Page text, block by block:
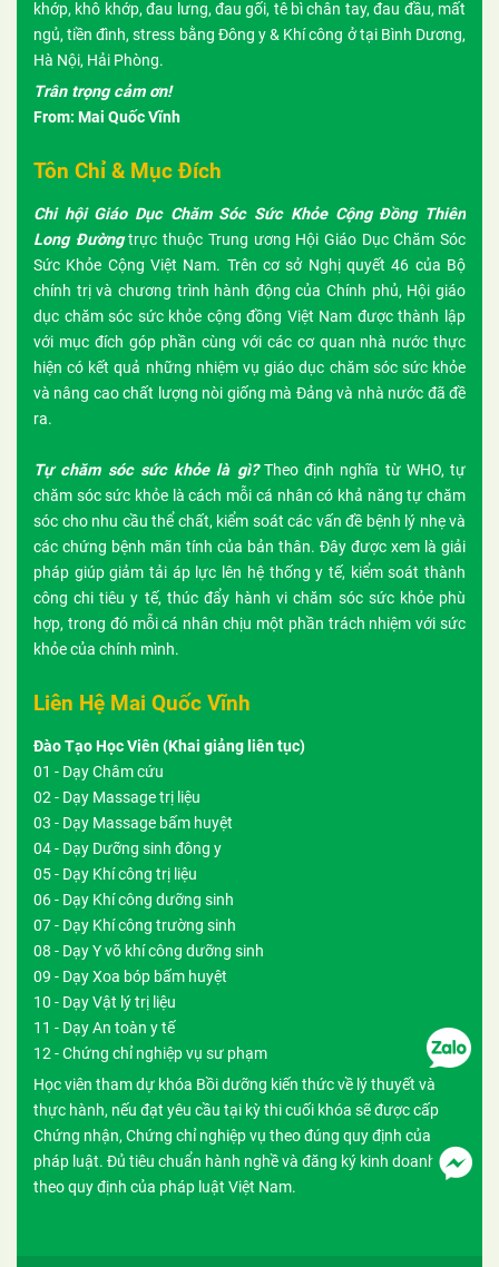
khớp, khô khớp, đau lưng, đau gối, tê bì chân tay, đau đầu, mất
ngủ, tiền đình, stress bằng Đông y & Khí công ở tại Bình Dương,
Hà Nội, Hải Phòng.
Trân trọng cảm ơn!
From: Mai Quốc Vĩnh
Tôn Chỉ & Mục Đích
Chi hội Giáo Dục Chăm Sóc Sức Khỏe Cộng Đồng Thiên
Long Đườngtrực thuộc Trung ương Hội Giáo Dục Chăm Sóc
Sức Khỏe Cộng Việt Nam. Trên cơ sở Nghị quyết 46 của Bộ
chính trị và chương trình hành động của Chính phủ, Hội giáo
dục chăm sóc sức khỏe cộng đồng Việt Nam được thành lập
với mục đích góp phần cùng với các cơ quan nhà nước thực
hiện có kết quả những nhiệm vụ giáo dục chăm sóc sức khỏe
và nâng cao chất lượng nòi giống mà Đảng và nhà nước đã đề
ra.
Tự chăm sóc sức khỏe là gì?Theo định nghĩa từ WHO, tự
chăm sóc sức khỏe là cách mỗi cá nhân có khả năng tự chăm
sóc cho nhu cầu thể chất, kiểm soát các vấn đề bệnh lý nhẹ và
các chứng bệnh mãn tính của bản thân. Đây được xem là giải
pháp giúp giảm tải áp lực lên hệ thống y tế, kiểm soát thành
công chi tiêu y tế, thúc đẩy hành vi chăm sóc sức khỏe phù
hợp, trong đó mỗi cá nhân chịu một phần trách nhiệm với sức
khỏe của chính mình.
Liên Hệ Mai Quốc Vĩnh
Đào Tạo Học Viên (Khai giảng liên tục)
01 - Dạy Châm cứu
02 - Dạy Massage trị liệu
03 - Dạy Massage bấm huyệt
04 - Dạy Dưỡng sinh đông y
05 - Dạy Khí công trị liệu
06 - Dạy Khí công dưỡng sinh
07 - Dạy Khí công trường sinh
08 - Dạy Y võ khí công dưỡng sinh
09 - Dạy Xoa bóp bấm huyệt
10 - Dạy Vật lý trị liệu
11 - Dạy An toàn y tế
12 - Chứng chỉ nghiệp vụ sư phạm
Học viên tham dự khóa Bồi dưỡng kiến thức về lý thuyết và
thực hành, nếu đạt yêu cầu tại kỳ thi cuối khóa sẽ được cấp
Chứng nhận, Chứng chỉ nghiệp vụ theo đúng quy định của
pháp luật. Đủ tiêu chuẩn hành nghề và đăng ký kinh doanh
theo quy định của pháp luật Việt Nam.